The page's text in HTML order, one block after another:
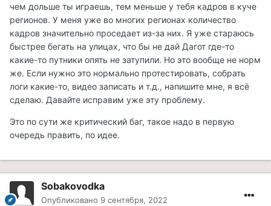
чем дольше ты играешь, тем меньше у тебя кадров в куче
регионов. У меня уже во многих регионах количество
кадров значительно проседает из-за них. Я уже стараюсь
быстрее бегать на улицах, что бы не дай Дагот где-то
какие-то путники опять не затупили. Но это вообще не норм
же. Если нужно это нормально протестировать, собрать
логи какие-то, видео записать и т.д., напишите мне, я всё
сделаю. Давайте исправим уже эту проблему.
Это по сути же критический баг, такое надо в первую
очередь править, по идее.
Sobakovodka
Опубликовано 9 сентября, 2022